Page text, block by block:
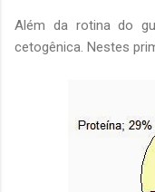
Além da rotina do
cetogênica. Nestes